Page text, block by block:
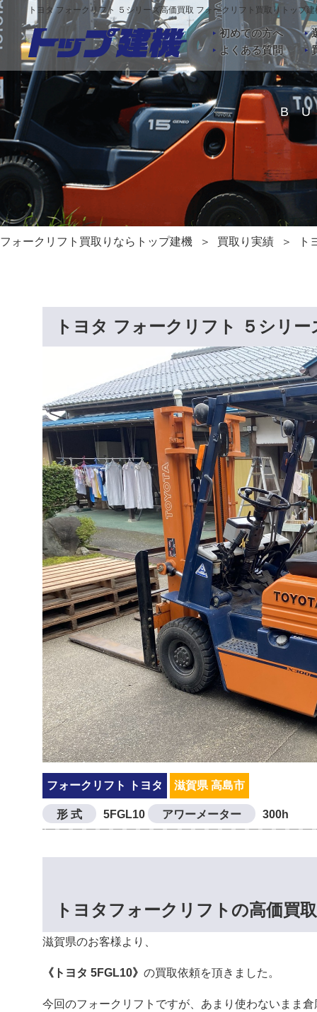
トヨタ フォークリフト ５シリーズ高価買取 フォークリフト買取りトップ建
初めての方へ
よくある質問
フォークリフト買取りならトップ建機 買取り実績 ト
トヨタ フォークリフト ５シリー
フォークリフト トヨタ 滋賀県 高島市
形 式 5FGL10 アワーメーター 300h
トヨタフォークリフトの高価買
滋賀県のお客様より、
《トヨタ 5FGL10》 の買取依頼を頂きました。
今回のフォークリフトですが、あまり使わないまま